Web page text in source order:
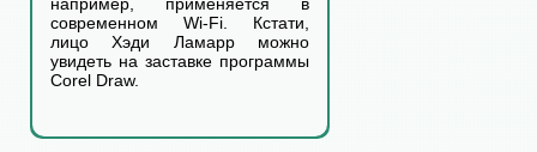
современном Wi-Fi. Кстати,
лицо Хэди Ламарр можно
увидеть на заставке программы
Corel Draw.